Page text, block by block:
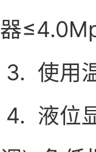
器
3. 使
4. 液位